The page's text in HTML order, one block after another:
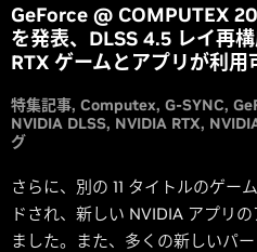
GeForce @ COMPUTEX
を発表、DLSS 4.5 レイ再
RTX ゲームとアプリが利用
特集記事 Computex G-SYNC
NVIDIA DLSS NVIDIA RTX
グ
さらに、別の 11 タイトルのゲー
ドされ、新しい NVIDIA アプリ
ました。また、多くの新しいパ